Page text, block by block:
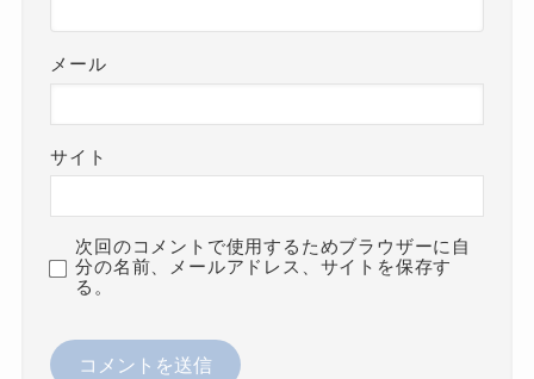
メール
サイト
次回のコメントで使用するためブラウザーに自
分の名前、メールアドレス、サイトを保存す
る。